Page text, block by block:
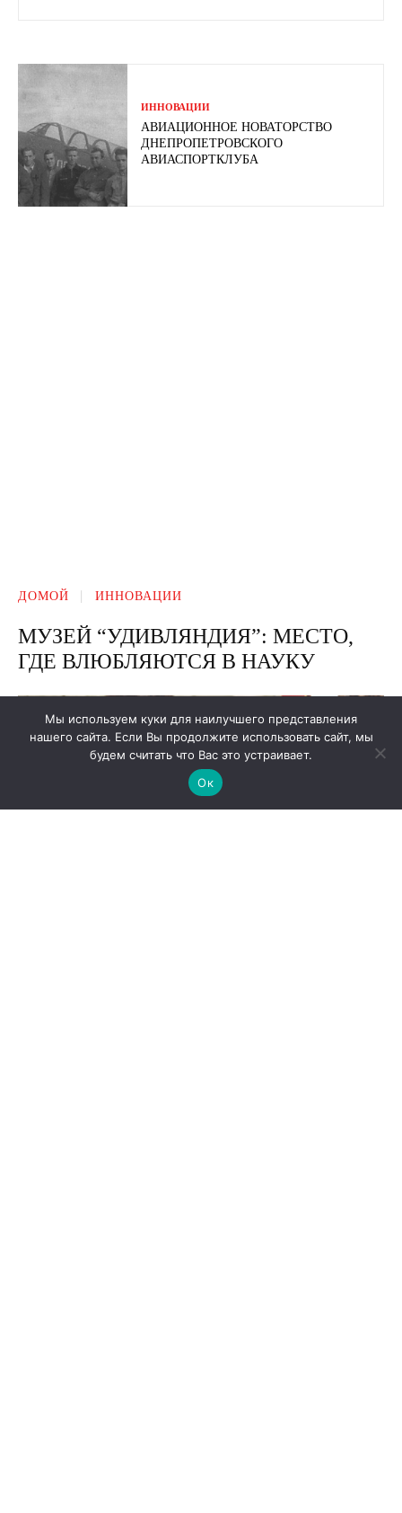
ИННОВАЦИИ
АВИАЦИОННОЕ НОВАТОРСТВО
ДНЕПРОПЕТРОВСКОГО
АВИАСПОРТКЛУБА
Мы используем куки для наилучшего представления
нашего сайта. Если Вы продолжите использовать сайт, мы
будем считать что Вас это устраивает.
Ок